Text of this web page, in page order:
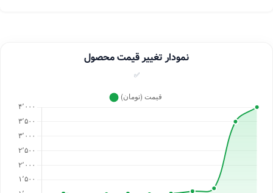
نمودار تغییر قیمت محصول
✅